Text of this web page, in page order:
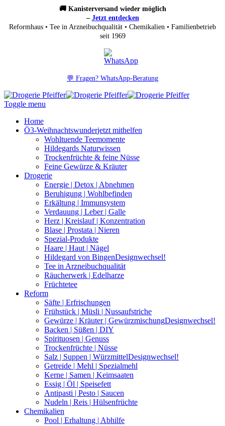
🚚 Kanisterversand wieder möglich
– Jetzt entdecken
Reformhaus • Tee in Arzneibuchqualität • Chemikalien • Familienbetrieb
seit 1969
💬 Fragen? WhatsApp-Beratung
Toggle menu
Home
Ö3-Weihnachtswunderjetzt mithelfen
Wohltuende Teemomente
Hildegards Naturwissen
Trockenfrüchte & feine Nüsse
Feine Gewürze & Kräuter
Drogerie
Energie | Detox | Abnehmen
Beruhigung | Wohlbefinden
Erkältung | Immunsystem
Verdauung | Leber | Galle
Herz | Kreislauf | Konzentration
Blase | Prostata | Nieren
Spezial-Produkte
Haare | Haut | Nägel
Hildegard von BingenDesignwechsel!
Tee in Arzneibuchqualität
Räucherwerk | Edelharze
Früchtetee
Reform
Säfte | Erfrischungen
Frühstück | Müsli | Nussaufstriche
Gewürze | Kräuter | GewürzmischungDesignwechsel!
Backen | Süßen | DIY
Spirituosen | Genuss
Trockenfrüchte | Nüsse
Salz | Suppen | WürzmittelDesignwechsel!
Getreide | Mehl | Spezialmehl
Kerne | Samen | Keimsaaten
Essig | Öl | Speisefett
Antipasti | Pesto | Saucen
Nudeln | Reis | Hülsenfrüchte
Chemikalien
Pool | Erhaltung | Abhilfe